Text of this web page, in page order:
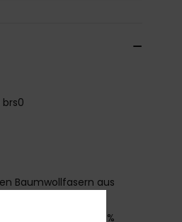
brs0
Baumwollfasern aus
70 % Baumwolle, 30 %